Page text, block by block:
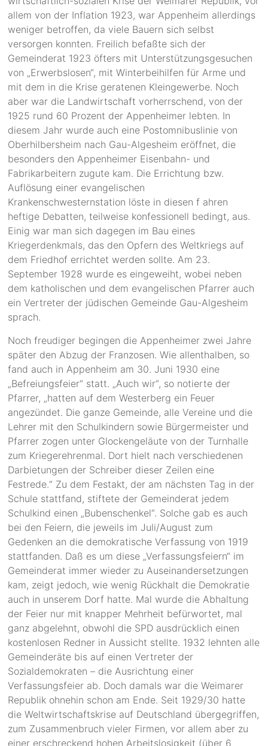
allem von der Inflation 1923, war Appenheim allerdings
weniger betroffen, da viele Bauern sich selbst
versorgen konnten. Freilich befaßte sich der
Gemeinderat 1923 öfters mit Unterstützungsgesuchen
von „Erwerbslosen“, mit Winterbeihilfen für Arme und
mit dem in die Krise geratenen Kleingewerbe. Noch
aber war die Landwirtschaft vorherrschend, von der
1925 rund 60 Prozent der Appenheimer lebten. In
diesem Jahr wurde auch eine Postomnibuslinie von
Oberhilbersheim nach Gau-Algesheim eröffnet, die
besonders den Appenheimer Eisenbahn- und
Fabrikarbeitern zugute kam. Die Errichtung bzw.
Auflösung einer evangelischen
Krankenschwesternstation löste in diesen f ahren
heftige Debatten, teilweise konfessionell bedingt, aus.
Einig war man sich dagegen im Bau eines
Kriegerdenkmals, das den Opfern des Weltkriegs auf
dem Friedhof errichtet werden sollte. Am 23.
September 1928 wurde es eingeweiht, wobei neben
dem katholischen und dem evangelischen Pfarrer auch
ein Vertreter der jüdischen Gemeinde Gau-Algesheim
sprach.
Noch freudiger begingen die Appenheimer zwei Jahre
später den Abzug der Franzosen. Wie allenthalben, so
fand auch in Appenheim am 30. Juni 1930 eine
„Befreiungsfeier“ statt. „Auch wir“, so notierte der
Pfarrer, „hatten auf dem Westerberg ein Feuer
angezündet. Die ganze Gemeinde, alle Vereine und die
Lehrer mit den Schulkindern sowie Bürgermeister und
Pfarrer zogen unter Glockengeläute von der Turnhalle
zum Kriegerehrenmal. Dort hielt nach verschiedenen
Darbietungen der Schreiber dieser Zeilen eine
Festrede.“ Zu dem Festakt, der am nächsten Tag in der
Schule stattfand, stiftete der Gemeinderat jedem
Schulkind einen „Bubenschenkel“. Solche gab es auch
bei den Feiern, die jeweils im Juli/August zum
Gedenken an die demokratische Verfassung von 1919
stattfanden. Daß es um diese „Verfassungsfeiern“ im
Gemeinderat immer wieder zu Auseinandersetzungen
kam, zeigt jedoch, wie wenig Rückhalt die Demokratie
auch in unserem Dorf hatte. Mal wurde die Abhaltung
der Feier nur mit knapper Mehrheit befürwortet, mal
ganz abgelehnt, obwohl die SPD ausdrücklich einen
kostenlosen Redner in Aussicht stellte. 1932 lehnten alle
Gemeinderäte bis auf einen Vertreter der
Sozialdemokraten – die Ausrichtung einer
Verfassungsfeier ab. Doch damals war die Weimarer
Republik ohnehin schon am Ende. Seit 1929/30 hatte
die Weltwirtschaftskrise auf Deutschland übergegriffen,
zum Zusammenbruch vieler Firmen, vor allem aber zu
einer erschreckend hohen Arbeitslosigkeit (über 6